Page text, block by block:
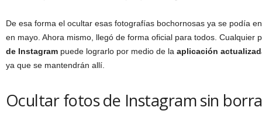
De esa forma el ocultar esas fotografías bochornosas ya se podía
en mayo. Ahora mismo, llegó de forma oficial para todos. Cualquier
de Instagram puede lograrlo por medio de la aplicación
ya que se mantendrán allí.
Ocultar fotos de Instagram sin